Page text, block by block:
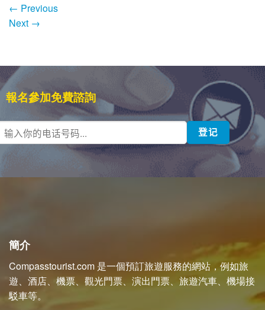
← Previous
Next →
報名參加免費諮詢
簡介
Compasstourist.com 是一個預訂旅遊服務的網站，例如旅
遊、酒店、機票、觀光門票、演出門票、旅遊汽車、機場接
駁車等。